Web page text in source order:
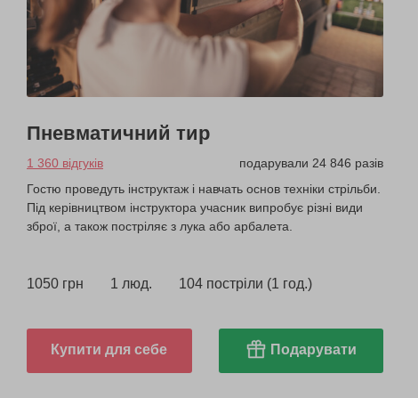
Пневматичний тир
1 360 відгуків
подарували 24 846 разів
Гостю проведуть інструктаж і навчать основ техніки стрільби.
Під керівництвом інструктора учасник випробує різні види
зброї, а також постріляє з лука або арбалета.
1050 грн 1 люд. 104 постріли (1 год.)
Купити для себе Подарувати